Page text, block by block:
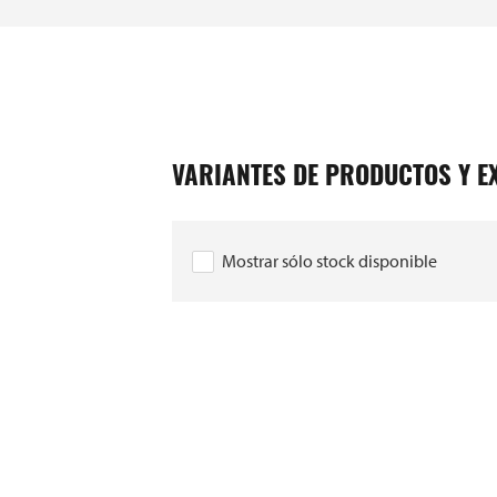
VARIANTES DE PRODUCTOS Y
Mostrar sólo stock disponible